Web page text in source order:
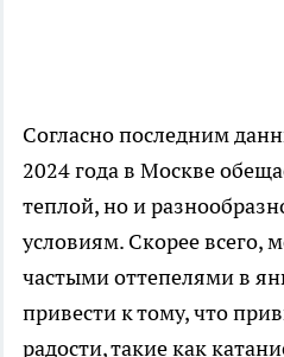
Согласно последним
2024 года в Москве
теплой, но и
условиям. Скорее всего,
частыми оттепелями в
привести к тому, что
радости, такие как